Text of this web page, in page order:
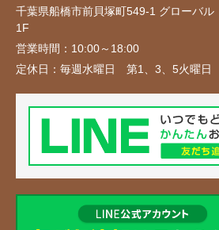
千葉県船橋市前貝塚町549-1 グローバル
1F
営業時間： 10:00～18:00
定休日： 毎週水曜日 第1、3、5火曜日